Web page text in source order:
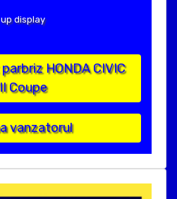
display
HONDA CIVIC
Coupe
vanzatorul